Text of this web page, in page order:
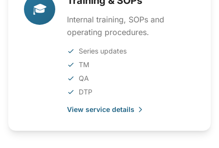
🎓
Internal training, SOPs and
operating procedures.
Series updates
TM
QA
DTP
View service details